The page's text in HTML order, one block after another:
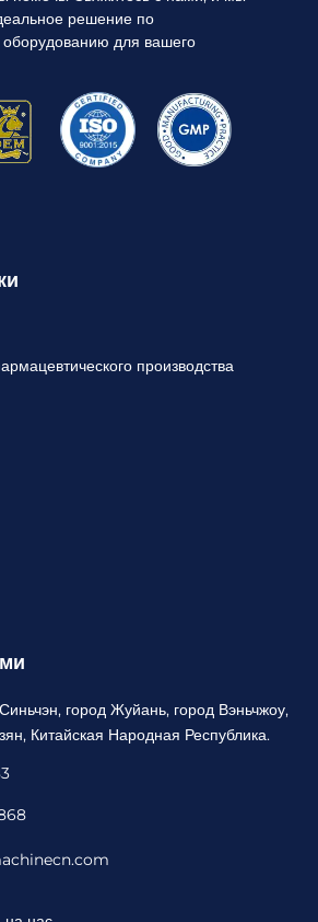
решение по
для вашего
производства
город Жуйань, город Вэньчжоу,
Китайская Народная Республика.